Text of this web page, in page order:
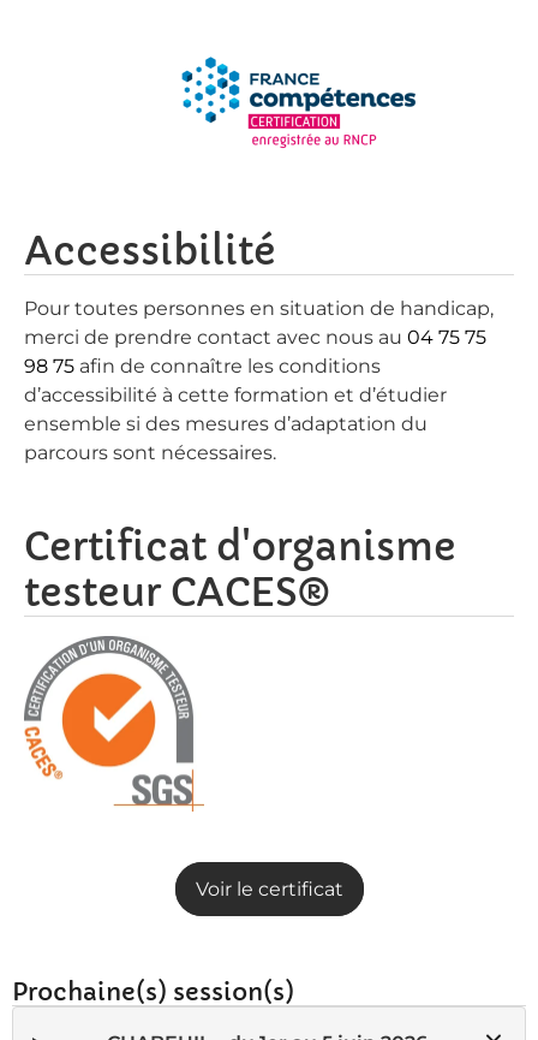
Accessibilité
Pour toutes personnes en situation de handicap,
merci de prendre contact avec nous au 04 75 75
98 75 afin de connaître les conditions
d’accessibilité à cette formation et d’étudier
ensemble si des mesures d’adaptation du
parcours sont nécessaires.
Certificat d'organisme
testeur CACES®
Voir le certificat
Prochaine(s) session(s)